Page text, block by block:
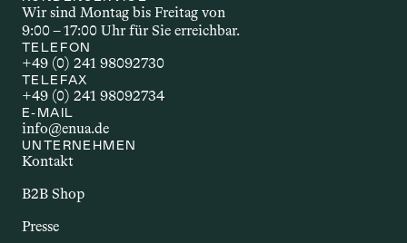
dem gewünschten Effekt und den
individuellen Bedürfnissen ab.
AUTOIMMUNERKR
ANKUNG
chronische Störungen, bei denen das
Wir sind Montag bis Freitag von
9:00 – 17:00 Uhr für Sie erreichbar.
TELEFON
+49 (0) 241 98092730
TELEFAX
+49 (0) 241 98092734
E-MAIL
info@enua.de
UNTERNEHMEN
Kontakt
B2B Shop
Presse